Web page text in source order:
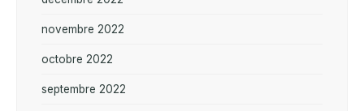
novembre 2022
octobre 2022
septembre 2022